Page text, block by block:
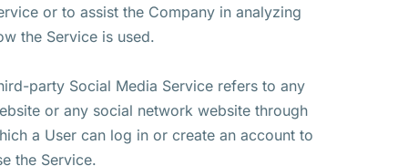
or to assist the Company in analyzing
the Service is used.
party Social Media Service refers to any
or any social network website through
a User can log in or create an account to
the Service.